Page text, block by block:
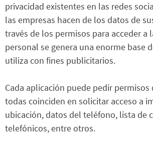
privacidad existentes en las redes
las empresas hacen de los datos de
través de los permisos para acceder a
personal se genera una enorme base
utiliza con fines publicitarios.
Cada aplicación puede pedir permisos
todas coinciden en solicitar acceso a
ubicación, datos del teléfono, lista de
telefónicos, entre otros.